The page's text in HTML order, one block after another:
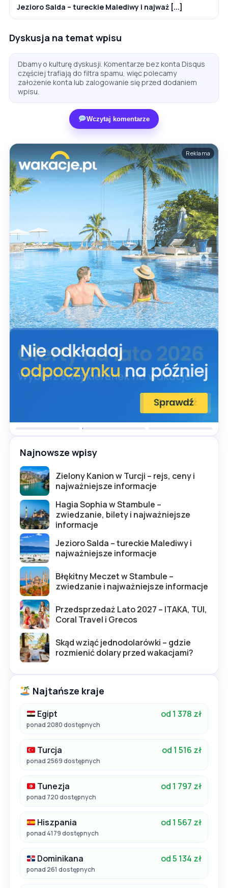
Jezioro Salda – tureckie Malediwy i najważ [...]
Dyskusja na temat wpisu
Dbamy o kulturę dyskusji. Komentarze bez konta Disqus
częściej trafiają do filtra spamu, więc polecamy
założenie konta lub zalogowanie się przed dodaniem
wpisu.
Wczytaj komentarze
Reklama
Najnowsze wpisy
Zielony Kanion w Turcji – rejs, ceny i
najważniejsze informacje
Hagia Sophia w Stambule –
zwiedzanie, bilety i najważniejsze
informacje
Jezioro Salda – tureckie Malediwy i
najważniejsze informacje
Błękitny Meczet w Stambule –
zwiedzanie i najważniejsze informacje
Przedsprzedaż Lato 2027 – ITAKA, TUI,
Coral Travel i Grecos
Skąd wziąć jednodolarówki – gdzie
rozmienić dolary przed wakacjami?
Najtańsze kraje
Egipt od 1 378 zł
ponad 2080 dostępnych
Turcja od 1 516 zł
ponad 2569 dostępnych
Tunezja od 1 797 zł
ponad 720 dostępnych
Hiszpania od 1 567 zł
ponad 4179 dostępnych
Dominikana od 5 134 zł
ponad 261 dostępnych